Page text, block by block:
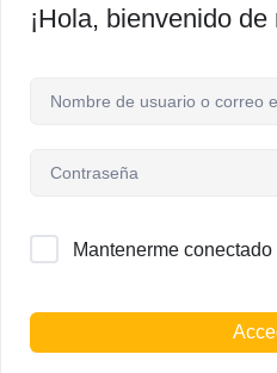
¡Hola, bienvenido de
Mantenerme conectado